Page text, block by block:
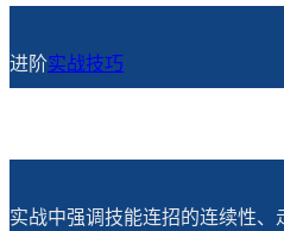
进阶实战技巧
实战中强调技能连招的连续性